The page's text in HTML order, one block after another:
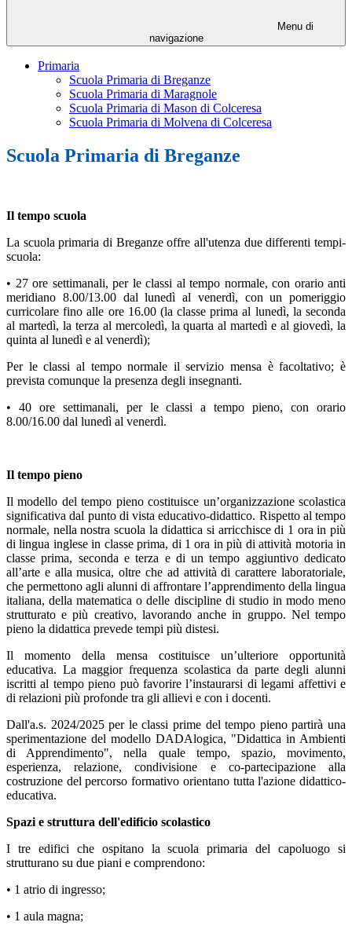
Menu di
navigazione
Primaria
Scuola Primaria di Breganze
Scuola Primaria di Maragnole
Scuola Primaria di Mason di Colceresa
Scuola Primaria di Molvena di Colceresa
Scuola Primaria di Breganze
Il tempo scuola
La scuola primaria di Breganze offre all'utenza due differenti tempi-
scuola:
• 27 ore settimanali, per le classi al tempo normale, con orario anti
meridiano 8.00/13.00 dal lunedì al venerdì, con un pomeriggio
curricolare fino alle ore 16.00 (la classe prima al lunedì, la seconda
al martedì, la terza al mercoledì, la quarta al martedì e al giovedì, la
quinta al lunedì e al venerdì);
Per le classi al tempo normale il servizio mensa è facoltativo; è
prevista comunque la presenza degli insegnanti.
• 40 ore settimanali, per le classi a tempo pieno, con orario
8.00/16.00 dal lunedì al venerdì.
Il tempo pieno
Il modello del tempo pieno costituisce un’organizzazione scolastica
significativa dal punto di vista educativo-didattico. Rispetto al tempo
normale, nella nostra scuola la didattica si arricchisce di 1 ora in più
di lingua inglese in classe prima, di 1 ora in più di attività motoria in
classe prima, seconda e terza e di un tempo aggiuntivo dedicato
all’arte e alla musica, oltre che ad attività di carattere laboratoriale,
che permettono agli alunni di affrontare l’apprendimento della lingua
italiana, della matematica o delle discipline di studio in modo meno
strutturato e più creativo, lavorando anche in gruppo. Nel tempo
pieno la didattica prevede tempi più distesi.
Il momento della mensa costituisce un’ulteriore opportunità
educativa. La maggior frequenza scolastica da parte degli alunni
iscritti al tempo pieno può favorire l’instaurarsi di legami affettivi e
di relazioni più profonde tra gli allievi e con i docenti.
Dall'a.s. 2024/2025 per le classi prime del tempo pieno partirà una
sperimentazione del modello DADAlogica, "Didattica in Ambienti
di Apprendimento", nella quale tempo, spazio, movimento,
esperienza, relazione, condivisione e co-partecipazione alla
costruzione del percorso formativo orientano tutta l'azione didattico-
educativa.
Spazi e struttura dell'edificio scolastico
I tre edifici che ospitano la scuola primaria del capoluogo si
strutturano su due piani e comprendono:
• 1 atrio di ingresso;
• 1 aula magna;